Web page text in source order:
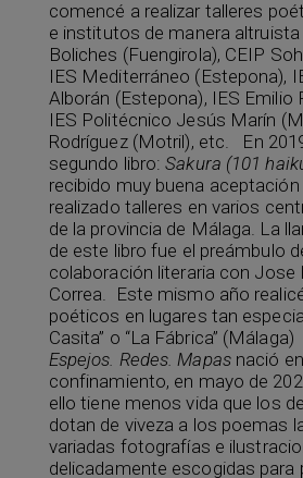
comencé a realizar talleres
e institutos de manera
Boliches (Fuengirola), CEIP
IES Mediterráneo (Estepona),
Alborán (Estepona), IES Emilio
IES Politécnico Jesús Marín
Rodríguez (Motril), etc. En
segundo libro:Sakura (101
recibido muy buena
realizado talleres en varios
de la provincia de Málaga. La
de este libro fue el preámbulo
colaboración literaria con Jose
Correa. Este mismo año
poéticos en lugares tan
Casita” o “La Fábrica”
Espejos. Redes. Mapasnació
confinamiento, en mayo de
ello tiene menos vida que los
dotan de viveza a los poemas
variadas fotografías e
delicadamente escogidas para